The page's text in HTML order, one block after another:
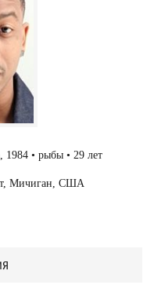
1984 • рыбы • 29 лет
Мичиган, США